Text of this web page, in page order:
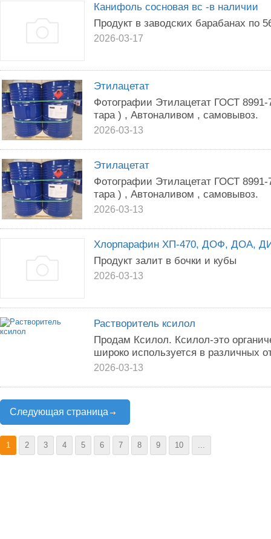
Канифоль сосновая вс -в наличии
Продукт в заводских барабанах по
2026-03-17
Этилацетат
Фотографии Этилацетат ГОСТ 8991-
тара ) , Автоналивом , самовывоз.
2026-03-13
Этилацетат
Фотографии Этилацетат ГОСТ 8991-
тара ) , Автоналивом , самовывоз.
2026-03-13
Хлорпарафин ХП-470, ДОФ, ДОА,
Продукт залит в бочки и кубы
2026-03-13
Растворитель ксилол
Продам Ксилол. Ксилол-это
широко используется в различных
2026-03-13
Следующая страница
1 2 3 4 5 6 7 8 9 10 ...